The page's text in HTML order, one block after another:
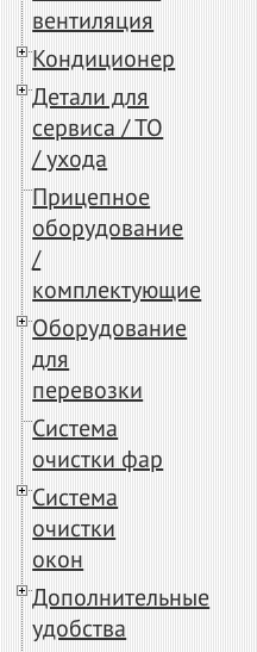
вентиляция
Кондиционер
Детали для
сервиса / ТО
/ ухода
Прицепное
оборудование
/
комплектующие
Оборудование
для
перевозки
Система
очистки фар
Система
очистки
окон
Дополнительные
удобства